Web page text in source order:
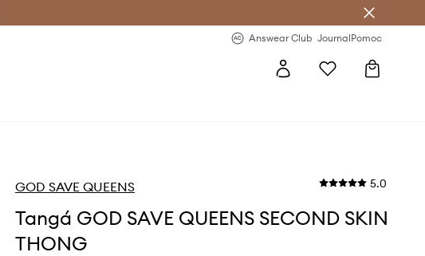
Answear Club JournalPomoc
GOD SAVE QUEENS 5.0
Tangá GOD SAVE QUEENS SECOND SKIN
THONG